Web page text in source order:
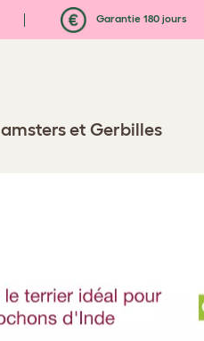
Garantie 180 jours
et Gerbilles